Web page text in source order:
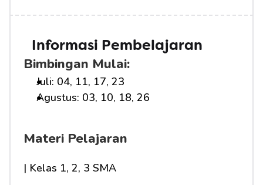
Informasi Pembelajaran
Bimbingan Mulai:
Juli: 04, 11, 17, 23
Agustus: 03, 10, 18, 26
Materi Pelajaran
| Kelas 1, 2, 3 SMA